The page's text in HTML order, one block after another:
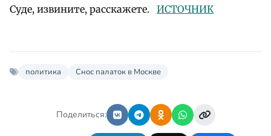
Суде, извините, расскажете. ИСТОЧНИК
политика Снос палаток в Москве
Поделиться: